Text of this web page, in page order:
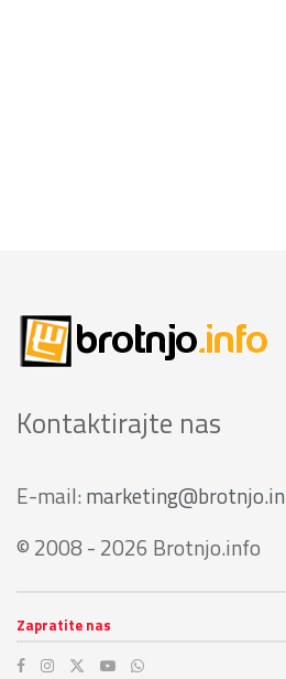
Kontaktirajte nas
E-mail:
© 2008 - 2026 Brotnjo.info
Zapratite nas